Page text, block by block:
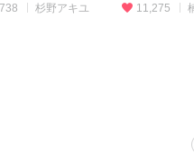
杉野アキユ
11,275